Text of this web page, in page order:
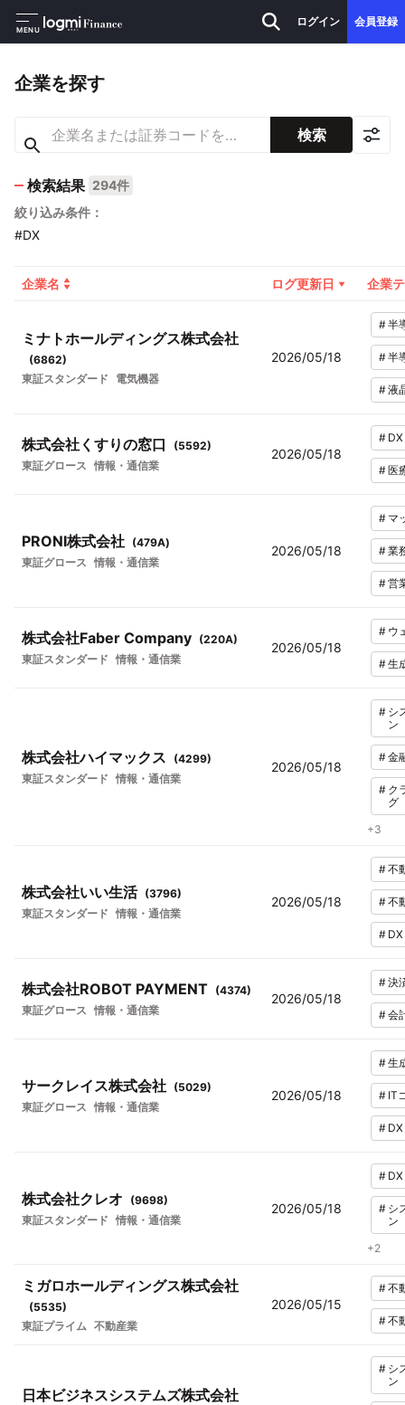
MENU
ログイン 会員登録
企業を探す
検索
検索結果 294件
絞り込み条件：
#DX
企業名 ログ更新日 企業
ミナトホールディングス株式会社
(6862)
東証スタンダード
電気機器
2026/05/18
#半
#半
#液
株式会社くすりの窓口 (5592)
東証グロース 情報・通信業
2026/05/18
# DX
#医
PRONI株式会社 (479A)
東証グロース 情報・通信業
2026/05/18
# マ
#業
#営
株式会社Faber Company (220A)
東証スタンダード 情報・通信業
2026/05/18
# ウ
#生
株式会社ハイマックス (4299)
東証スタンダード 情報・通信業
2026/05/18
# シ
ン
#金
# ク
グ
+3
株式会社いい生活 (3796)
東証スタンダード 情報・通信業
2026/05/18
#不
#不
# DX
株式会社ROBOT PAYMENT (4374)
東証グロース 情報・通信業
2026/05/18
#決
#会
サークレイス株式会社 (5029)
東証グロース 情報・通信業
2026/05/18
#生
# IT
# DX
株式会社クレオ (9698)
東証スタンダード 情報・通信業
2026/05/18
# DX
# シ
ン
+2
ミガロホールディングス株式会社
(5535)
東証プライム 不動産業
2026/05/15
#不
#不
日本ビジネスシステムズ株式会社
# シ
ン